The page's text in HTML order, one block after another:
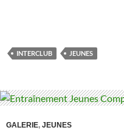
INTERCLUB JEUNES
GALERIE, JEUNES